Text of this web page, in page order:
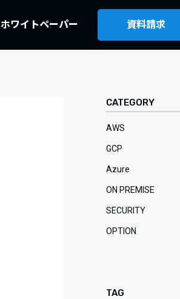
ホワイトペーパー 資料請求
CATEGORY
AWS
GCP
Azure
ON PREMISE
SECURITY
OPTION
TAG